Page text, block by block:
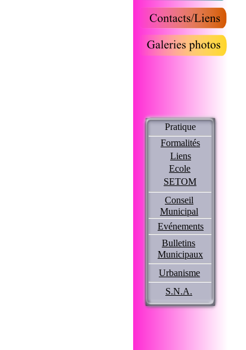
Pratique
Formalités
Liens
Ecole
SETOM
Conseil
Municipal
Evénements
Bulletins
Municipaux
Urbanisme
S.N.A.